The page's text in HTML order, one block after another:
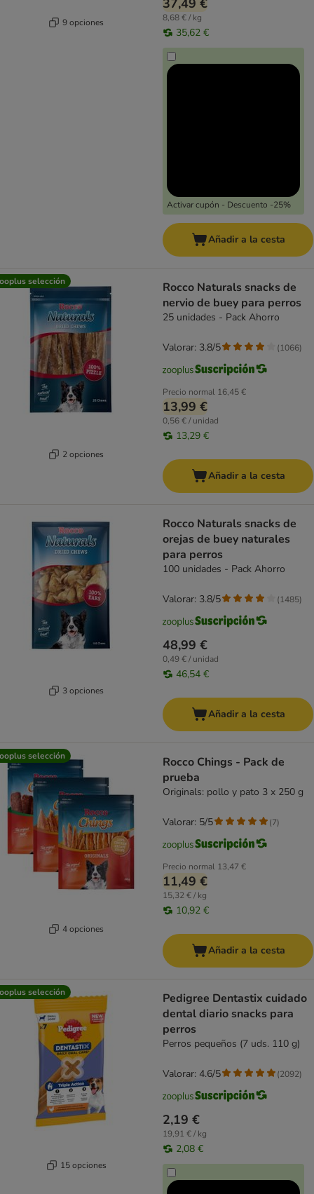
9 opciones
37,49 €
8,68 € / kg
35,62 €
Activar cupón - Descuento -25%
Añadir a la cesta
selección
2 opciones
Rocco Naturals snacks de
nervio de buey para perros
25 unidades - Pack Ahorro
Precio normal 16,45 €
13,99 €
0,56 € / unidad
13,29 €
Valorar: 3.8/5 (1066)
Añadir a la cesta
3 opciones
Rocco Naturals snacks de
orejas de buey naturales
para perros
100 unidades - Pack Ahorro
48,99 €
0,49 € / unidad
46,54 €
Valorar: 3.8/5 (1485)
Añadir a la cesta
selección
4 opciones
Rocco Chings - Pack de
prueba
Originals: pollo y pato 3 x 250 g
Precio normal 13,47 €
11,49 €
15,32 € / kg
10,92 €
Valorar: 5/5 (7)
Añadir a la cesta
selección
15 opciones
Pedigree Dentastix cuidado
dental diario snacks para
perros
Perros pequeños (7 uds. 110 g)
2,19 €
19,91 € / kg
2,08 €
Valorar: 4.6/5 (2092)